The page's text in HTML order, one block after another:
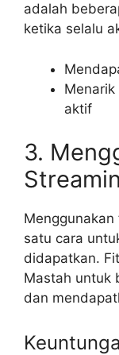
adalah
ketika selalu
aktif
3.
satu cara
didapatkan.
Mastah untuk
dan